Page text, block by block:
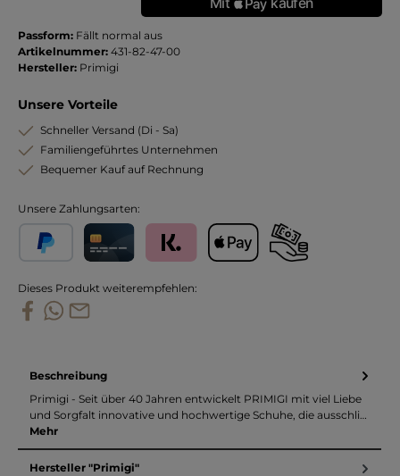
Passform: Fällt normal aus
Artikelnummer: 431-82-47-00
Hersteller: Primigi
Unsere Vorteile
Schneller Versand (Di - Sa)
Familiengeführtes Unternehmen
Bequemer Kauf auf Rechnung
Unsere Zahlungsarten:
Dieses Produkt weiterempfehlen:
Beschreibung
Primigi - Seit über 40 Jahren entwickelt PRIMIGI mit viel Liebe
und Sorgfalt innovative und hochwertige Schuhe, die ausschli…
Mehr
Hersteller "Primigi"